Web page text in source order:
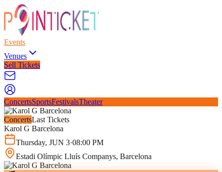
Events
Venues
Sell Tickets
ConcertsSportsFestivalsTheater
ConcertsLast Tickets
Karol G Barcelona
Thursday, JUN 3·08:00 PM
Estadi Olímpic Lluís Companys, Barcelona